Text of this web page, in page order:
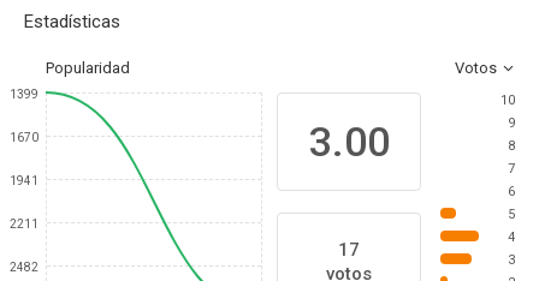
Estadísticas
Popularidad Votos
1399
1670
1941
2211
2482
3.00
17
votos
10
9
8
7
6
5
4
3